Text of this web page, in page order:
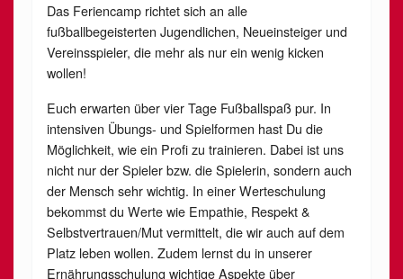
Das Feriencamp richtet sich an alle
fußballbegeisterten Jugendlichen, Neueinsteiger und
Vereinsspieler, die mehr als nur ein wenig kicken
wollen!
Euch erwarten über vier Tage Fußballspaß pur. In
intensiven Übungs- und Spielformen hast Du die
Möglichkeit, wie ein Profi zu trainieren. Dabei ist uns
nicht nur der Spieler bzw. die Spielerin, sondern auch
der Mensch sehr wichtig. In einer Werteschulung
bekommst du Werte wie Empathie, Respekt &
Selbstvertrauen/Mut vermittelt, die wir auch auf dem
Platz leben wollen. Zudem lernst du in unserer
Ernährungsschulung wichtige Aspekte über